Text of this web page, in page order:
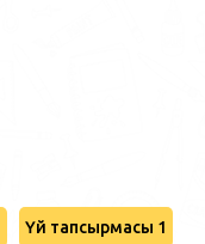
Үй тапсырмасы 1